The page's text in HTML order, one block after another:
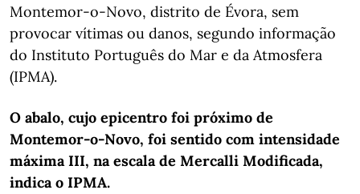
Montemor-o-Novo, distrito de Évora, sem
provocar vítimas ou danos, segundo informação
do Instituto Português do Mar e da Atmosfera
(IPMA).
O abalo, cujo epicentro foi próximo de
Montemor-o-Novo, foi sentido com intensidade
máxima III, na escala de Mercalli Modificada,
indica o IPMA.